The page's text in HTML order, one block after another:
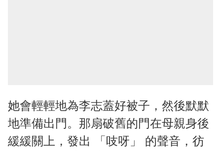
她會輕輕地為李志蓋好被子，然後默默
地準備出門。那扇破舊的門在母親身後
緩緩關上，發出 「吱呀」 的聲音，彷